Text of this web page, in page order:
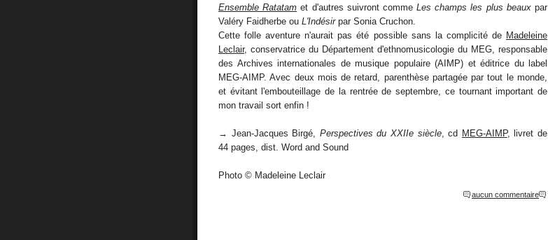
Ensemble Ratatam et d'autres suivront commeLes champs les plus beauxpar
Valéry Faidherbe ou L'Indésirpar Sonia Cruchon.
Cette folle aventure n'aurait pas été possible sans la complicité de Madeleine
Leclair, conservatrice du Département d'ethnomusicologie du MEG, responsable
des Archives internationales de musique populaire (AIMP) et éditrice du label
MEG-AIMP. Avec deux mois de retard, parenthèse partagée par tout le monde,
et évitant l'embouteillage de la rentrée de septembre, ce tournant important de
mon travail sort enfin !
→ Jean-Jacques Birgé, Perspectives du XXIIe siècle, cd MEG-AIMP, livret de
44 pages, dist. Word and Sound
Photo © Madeleine Leclair
aucun commentaire